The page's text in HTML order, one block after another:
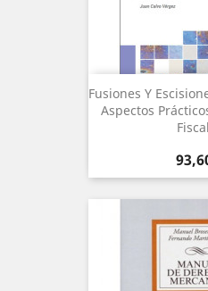
Fusiones Y
Aspectos